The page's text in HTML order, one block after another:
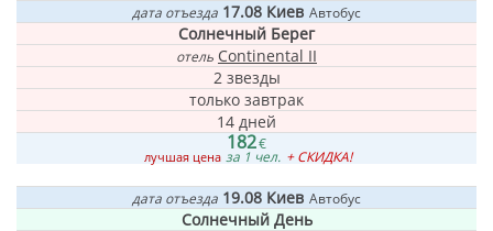
дата отъезда 17.08 Киев Автобус
Солнечный Берег
отель Continental II
2 звезды
только завтрак
14 дней
182€
лучшая цена за 1 чел. + СКИДКА!
дата отъезда 19.08 Киев Автобус
Солнечный День